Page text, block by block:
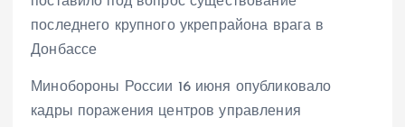
последнего крупного укрепрайона врага в
Донбассе
Минобороны России 16 июня опубликовало
кадры поражения центров управления